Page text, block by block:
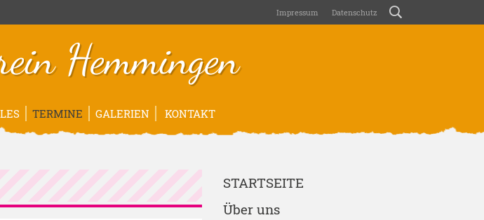
Impressum Datenschutz
Hemmingen
TERMINE GALERIEN KONTAKT
STARTSEITE
Über uns